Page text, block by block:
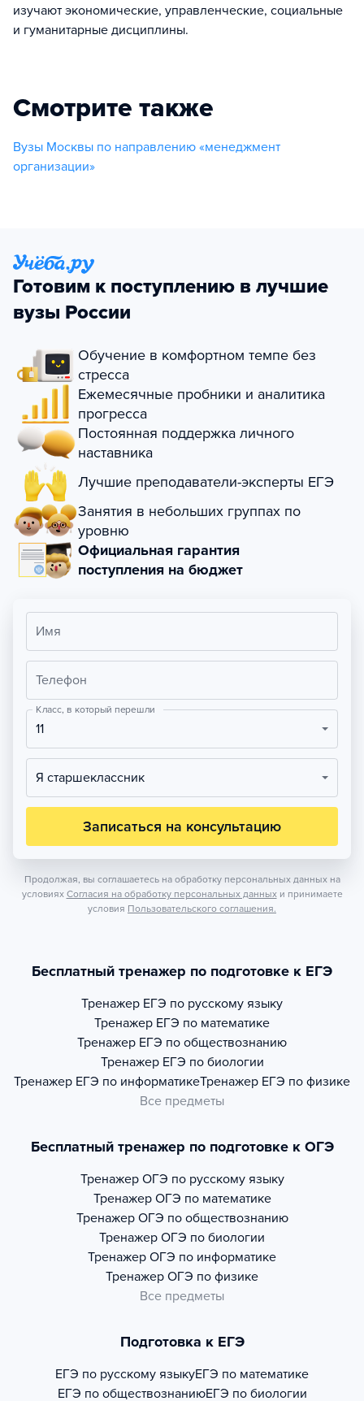
изучают экономические, управленческие, социальные
и гуманитарные дисциплины.
Смотрите также
Вузы Москвы по направлению «менеджмент
организации»
Готовим к поступлению в лучшие
вузы России
Обучение в комфортном темпе без
стресса
Ежемесячные пробники и аналитика
прогресса
Постоянная поддержка личного
наставника
Лучшие преподаватели-эксперты ЕГЭ
Занятия в небольших группах по
уровню
Официальная гарантия
поступления на бюджет
Имя
Телефон
Класс, в который перешли
11
Я старшеклассник
Записаться на консультацию
Продолжая, вы соглашаетесь на обработку персональных данных на
условиях Согласия на обработку персональных данных и принимаете
условия Пользовательского соглашения.
Бесплатный тренажер по подготовке к ЕГЭ
Тренажер ЕГЭ по русскому языку
Тренажер ЕГЭ по математике
Тренажер ЕГЭ по обществознанию
Тренажер ЕГЭ по биологии
Тренажер ЕГЭ по информатикеТренажер ЕГЭ по физике
Все предметы
Бесплатный тренажер по подготовке к ОГЭ
Тренажер ОГЭ по русскому языку
Тренажер ОГЭ по математике
Тренажер ОГЭ по обществознанию
Тренажер ОГЭ по биологии
Тренажер ОГЭ по информатике
Тренажер ОГЭ по физике
Все предметы
Подготовка к ЕГЭ
ЕГЭ по русскому языкуЕГЭ по математике
ЕГЭ по обществознаниюЕГЭ по биологии